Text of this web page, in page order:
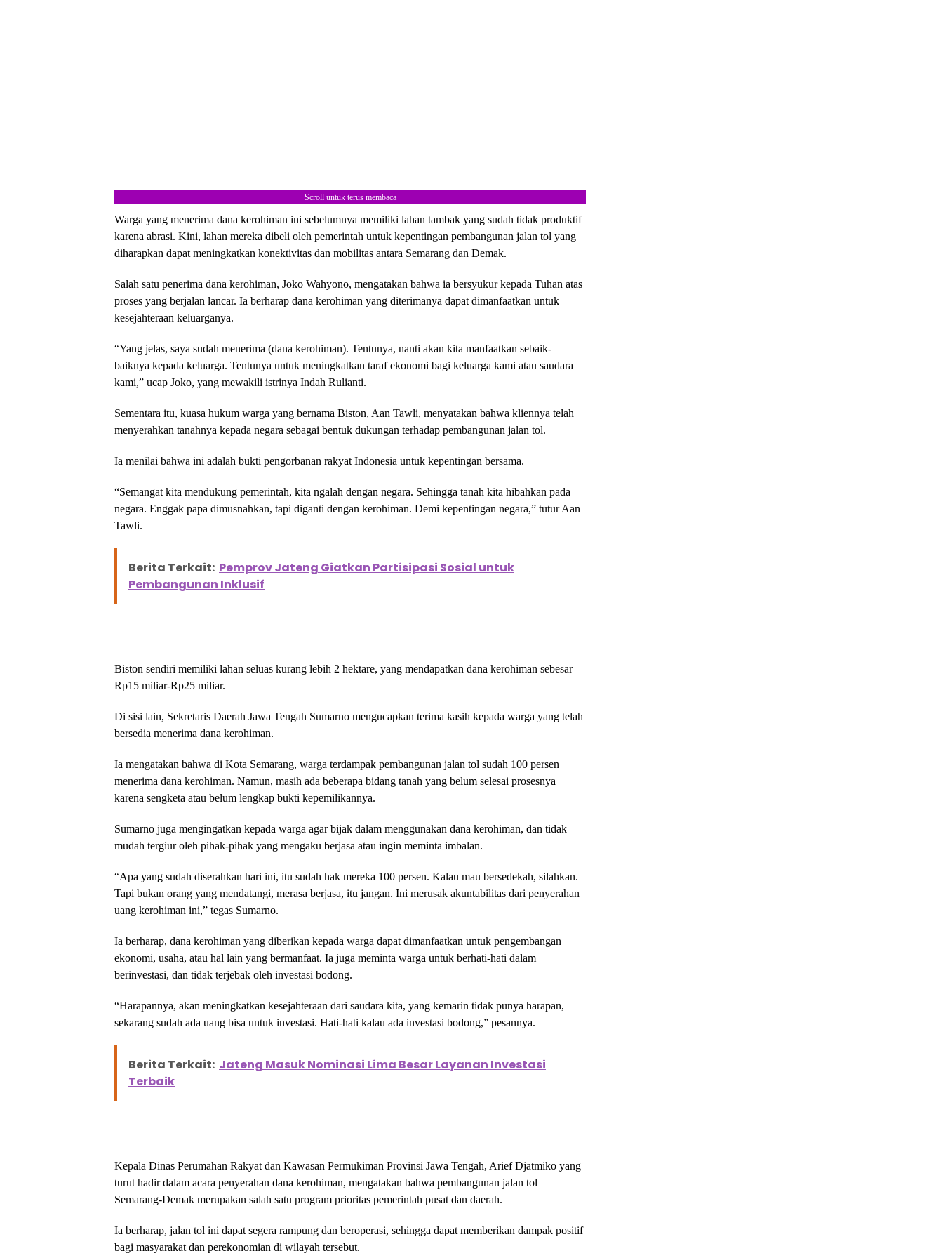
Scroll untuk terus membaca
Warga yang menerima dana kerohiman ini sebelumnya memiliki lahan tambak yang sudah tidak produktif
karena abrasi. Kini, lahan mereka dibeli oleh pemerintah untuk kepentingan pembangunan jalan tol yang
diharapkan dapat meningkatkan konektivitas dan mobilitas antara Semarang dan Demak.
Salah satu penerima dana kerohiman, Joko Wahyono, mengatakan bahwa ia bersyukur kepada Tuhan atas
proses yang berjalan lancar. Ia berharap dana kerohiman yang diterimanya dapat dimanfaatkan untuk
kesejahteraan keluarganya.
“Yang jelas, saya sudah menerima (dana kerohiman). Tentunya, nanti akan kita manfaatkan sebaik-
baiknya kepada keluarga. Tentunya untuk meningkatkan taraf ekonomi bagi keluarga kami atau saudara
kami,” ucap Joko, yang mewakili istrinya Indah Rulianti.
Sementara itu, kuasa hukum warga yang bernama Biston, Aan Tawli, menyatakan bahwa kliennya telah
menyerahkan tanahnya kepada negara sebagai bentuk dukungan terhadap pembangunan jalan tol.
Ia menilai bahwa ini adalah bukti pengorbanan rakyat Indonesia untuk kepentingan bersama.
“Semangat kita mendukung pemerintah, kita ngalah dengan negara. Sehingga tanah kita hibahkan pada
negara. Enggak papa dimusnahkan, tapi diganti dengan kerohiman. Demi kepentingan negara,” tutur Aan
Tawli.
Berita Terkait: Pemprov Jateng Giatkan Partisipasi Sosial untuk
Pembangunan Inklusif
Biston sendiri memiliki lahan seluas kurang lebih 2 hektare, yang mendapatkan dana kerohiman sebesar
Rp15 miliar-Rp25 miliar.
Di sisi lain, Sekretaris Daerah Jawa Tengah Sumarno mengucapkan terima kasih kepada warga yang telah
bersedia menerima dana kerohiman.
Ia mengatakan bahwa di Kota Semarang, warga terdampak pembangunan jalan tol sudah 100 persen
menerima dana kerohiman. Namun, masih ada beberapa bidang tanah yang belum selesai prosesnya
karena sengketa atau belum lengkap bukti kepemilikannya.
Sumarno juga mengingatkan kepada warga agar bijak dalam menggunakan dana kerohiman, dan tidak
mudah tergiur oleh pihak-pihak yang mengaku berjasa atau ingin meminta imbalan.
“Apa yang sudah diserahkan hari ini, itu sudah hak mereka 100 persen. Kalau mau bersedekah, silahkan.
Tapi bukan orang yang mendatangi, merasa berjasa, itu jangan. Ini merusak akuntabilitas dari penyerahan
uang kerohiman ini,” tegas Sumarno.
Ia berharap, dana kerohiman yang diberikan kepada warga dapat dimanfaatkan untuk pengembangan
ekonomi, usaha, atau hal lain yang bermanfaat. Ia juga meminta warga untuk berhati-hati dalam
berinvestasi, dan tidak terjebak oleh investasi bodong.
“Harapannya, akan meningkatkan kesejahteraan dari saudara kita, yang kemarin tidak punya harapan,
sekarang sudah ada uang bisa untuk investasi. Hati-hati kalau ada investasi bodong,” pesannya.
Berita Terkait: Jateng Masuk Nominasi Lima Besar Layanan Investasi
Terbaik
Kepala Dinas Perumahan Rakyat dan Kawasan Permukiman Provinsi Jawa Tengah, Arief Djatmiko yang
turut hadir dalam acara penyerahan dana kerohiman, mengatakan bahwa pembangunan jalan tol
Semarang-Demak merupakan salah satu program prioritas pemerintah pusat dan daerah.
Ia berharap, jalan tol ini dapat segera rampung dan beroperasi, sehingga dapat memberikan dampak positif
bagi masyarakat dan perekonomian di wilayah tersebut.